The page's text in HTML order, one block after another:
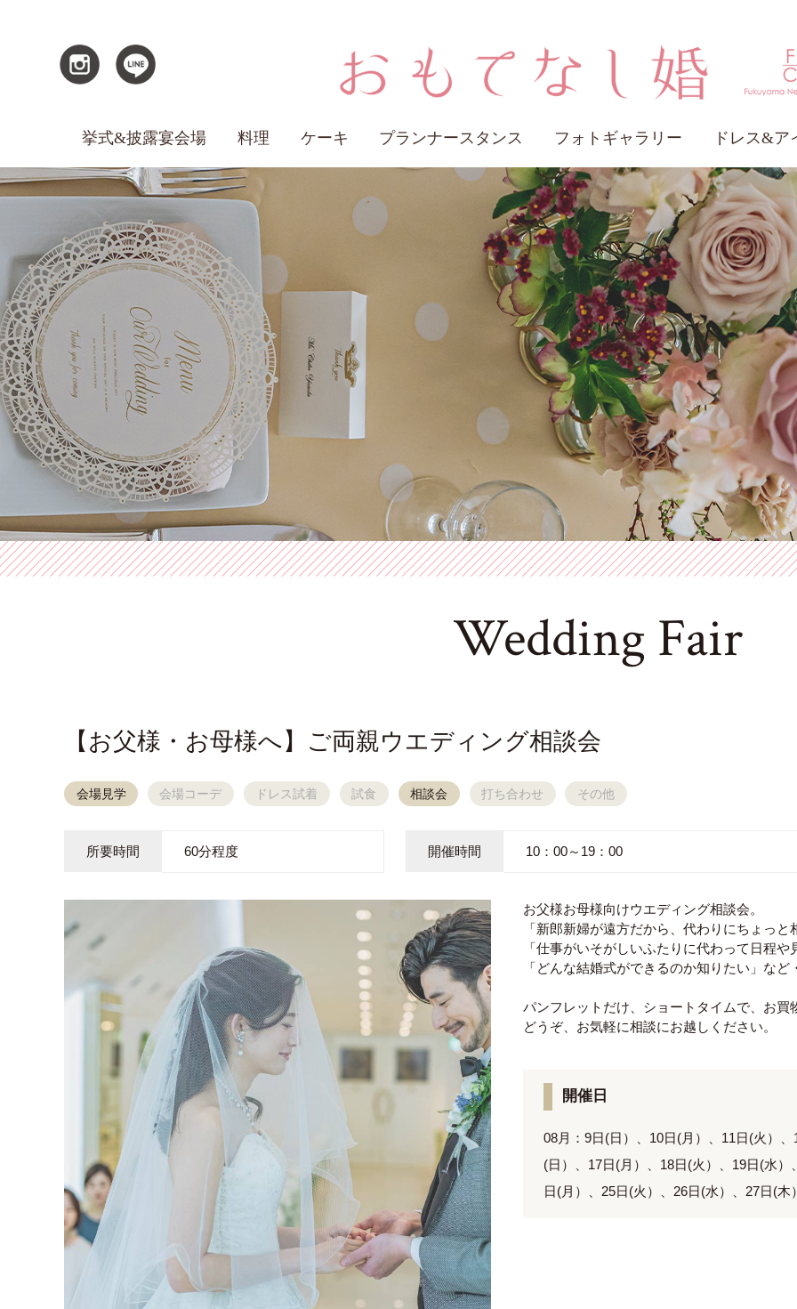
挙式&披露宴会場 料理 ケーキ プランナースタンス フォトギャラリー ドレス&ア
Wedding Fair
【お父様・お母様へ】ご両親ウエディング相談会
会場見学 会場コーデ ドレス試着 試食 相談会 打ち合わせ その他
所要時間 60分程度 開催時間 10：00～19：00
お父様お母様向けウエディング相談会。
「新郎新婦が遠方だから、代わりにちょっと
「仕事がいそがしいふたりに代わって日程
「どんな結婚式ができるのか知りたい」など
パンフレットだけ、ショートタイムで、お買
どうぞ、お気軽に相談にお越しください。
開催日
08月：9日(日）、10日(月）、11日(火）
(日）、17日(月）、18日(火）、19日(水
日(月）、25日(火）、26日(水）、27日(